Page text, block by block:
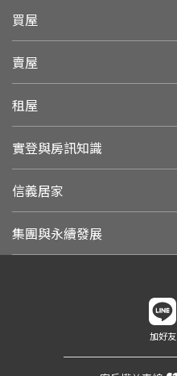
買屋
賣屋
租屋
實登與房訊知識
信義居家
集團與永續發展
加好友